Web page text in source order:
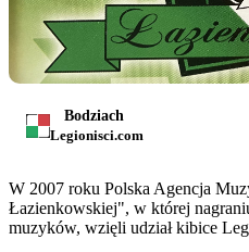
Bodziach
Legionisci.com
W 2007 roku Polska Agencja
Łazienkowskiej", w której
muzyków, wzięli udział kibice